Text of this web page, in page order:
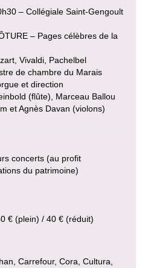
– Collégiale Saint-Gengoult
– Pages célèbres de la
Vivaldi, Pachelbel
de chambre du Marais
et direction
(flûte), Marceau Ballou
et Agnès Davan (violons)
concerts (au profit
du patrimoine)
€ (plein) / 40 € (réduit)
Carrefour, Cora, Cultura,